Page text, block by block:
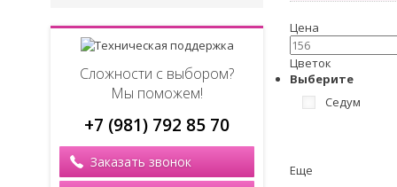
Сложности с выбором?
Мы поможем!
+7 (981) 792 85 70
Заказать звонок
Цена
Цветок
Выберите
Седум
Еще